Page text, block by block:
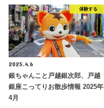
体験する
2025.4.6
銀ちゃんこと戸越銀次郎、戸越
銀座こってりお散歩情報 2025年
4月